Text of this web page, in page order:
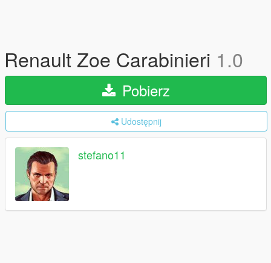
Renault Zoe Carabinieri 1.0
Pobierz
Udostępnij
stefano11